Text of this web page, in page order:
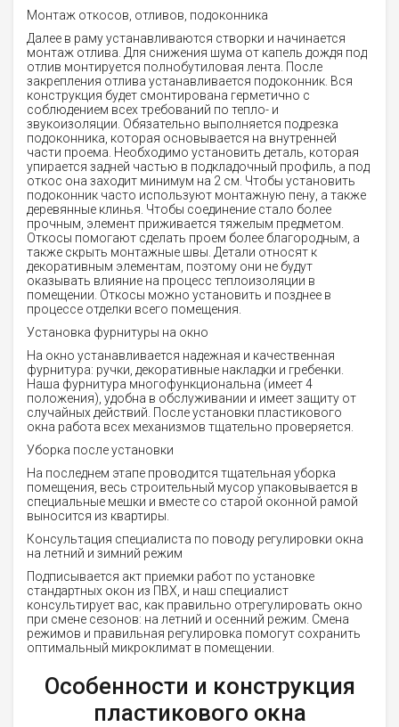
Монтаж откосов, отливов, подоконника
Далее в раму устанавливаются створки и начинается
монтаж отлива. Для снижения шума от капель дождя под
отлив монтируется полнобутиловая лента. После
закрепления отлива устанавливается подоконник. Вся
конструкция будет смонтирована герметично с
соблюдением всех требований по тепло- и
звукоизоляции. Обязательно выполняется подрезка
подоконника, которая основывается на внутренней
части проема. Необходимо установить деталь, которая
упирается задней частью в подкладочный профиль, а под
откос она заходит минимум на 2 см. Чтобы установить
подоконник часто используют монтажную пену, а также
деревянные клинья. Чтобы соединение стало более
прочным, элемент приживается тяжелым предметом.
Откосы помогают сделать проем более благородным, а
также скрыть монтажные швы. Детали относят к
декоративным элементам, поэтому они не будут
оказывать влияние на процесс теплоизоляции в
помещении. Откосы можно установить и позднее в
процессе отделки всего помещения.
Установка фурнитуры на окно
На окно устанавливается надежная и качественная
фурнитура: ручки, декоративные накладки и гребенки.
Наша фурнитура многофункциональна (имеет 4
положения), удобна в обслуживании и имеет защиту от
случайных действий. После установки пластикового
окна работа всех механизмов тщательно проверяется.
Уборка после установки
На последнем этапе проводится тщательная уборка
помещения, весь строительный мусор упаковывается в
специальные мешки и вместе со старой оконной рамой
выносится из квартиры.
Консультация специалиста по поводу регулировки окна
на летний и зимний режим
Подписывается акт приемки работ по установке
стандартных окон из ПВХ, и наш специалист
консультирует вас, как правильно отрегулировать окно
при смене сезонов: на летний и осенний режим. Смена
режимов и правильная регулировка помогут сохранить
оптимальный микроклимат в помещении.
Особенности и конструкция
пластикового окна